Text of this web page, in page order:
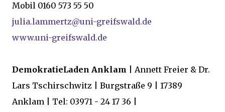
Mobil 0160 573 55 50
julia.lammertz@uni-greifswald.de
www.uni-greifswald.de
DemokratieLaden Anklam | Annett Freier & Dr.
Lars Tschirschwitz | Burgstraße 9 | 17389
Anklam | Tel: 03971 - 24 17 36 |